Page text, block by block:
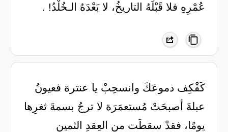
عُمْرِهِ ‏فلا قَبْلَهُ التاريخُ، لا بَعْدَهُ الـخُلْدُ! .
‏كَفْكِف دموعَكَ وانسحِبْ يا عنترة ‏فعيونُ
عبلةَ أصبحَتْ مُستعمَرَة ‏لا ترجُ بسمةَ ثغرِها
يومًا، فقدْ ‏سقطَت من العِقدِ الثمينِ